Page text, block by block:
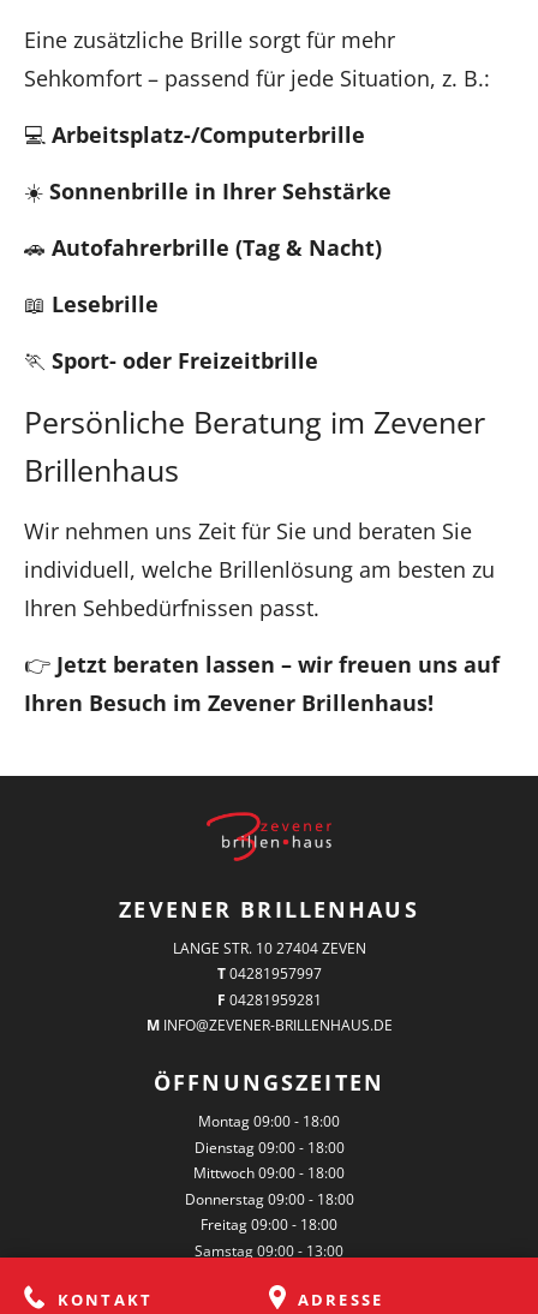
KONTAKT ADRESSE
Eine zusätzliche Brille sorgt für mehr
Sehkomfort – passend für jede Situation, z. B.:
💻 Arbeitsplatz-/Computerbrille
☀️ Sonnenbrille in Ihrer Sehstärke
🚗 Autofahrerbrille (Tag & Nacht)
📖 Lesebrille
🏃 Sport- oder Freizeitbrille
Persönliche Beratung im Zevener
Brillenhaus
Wir nehmen uns Zeit für Sie und beraten Sie
individuell, welche Brillenlösung am besten zu
Ihren Sehbedürfnissen passt.
👉 Jetzt beraten lassen – wir freuen uns auf
Ihren Besuch im Zevener Brillenhaus!
ZEVENER BRILLENHAUS
LANGE STR. 10 27404 ZEVEN
T04281957997
F 04281959281
M INFO@ZEVENER-BRILLENHAUS.DE
ÖFFNUNGSZEITEN
Montag09:00 - 18:00
Dienstag 09:00 - 18:00
Mittwoch09:00 - 18:00
Donnerstag 09:00 - 18:00
Freitag09:00 - 18:00
Samstag09:00 - 13:00